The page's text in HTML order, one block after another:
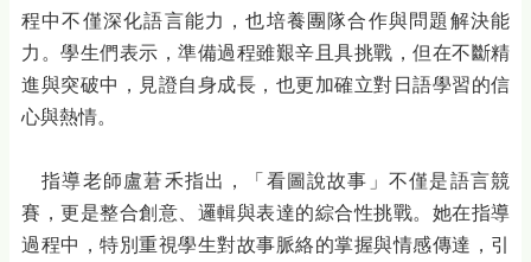
程中不僅深化語言能力，也培養團隊合作與問題解決能
力。學生們表示，準備過程雖艱辛且具挑戰，但在不斷精
進與突破中，見證自身成長，也更加確立對日語學習的信
心與熱情。
指導老師盧莙禾指出，「看圖說故事」不僅是語言競
賽，更是整合創意、邏輯與表達的綜合性挑戰。她在指導
過程中，特別重視學生對故事脈絡的掌握與情感傳達，引